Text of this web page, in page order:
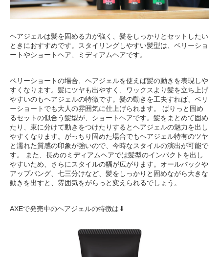
ヘアジェルは髪を固める力が強く、髪をしっかりとセットしたい
ときにおすすめです。スタイリングしやすい髪型は、ベリーショ
ートやショートヘア、ミディアムヘアです。
ベリーショートの場合、ヘアジェルを使えば髪の動きを表現しや
すくなります。髪にツヤも出やすく、ワックスより髪を立ち上げ
やすいのもヘアジェルの特徴です。髪の動きを工夫すれば、ベリ
ーショートでも大人の雰囲気に仕上げられます。 ぱりっと固め
るセットの似合う髪型が、ショートヘアです。髪をまとめて固め
たり、束に分けて動きをつけたりするとヘアジェルの魅力を出し
やすくなります。がっちり固めた場合でもヘアジェル特有のツヤ
と濡れた質感の印象が強いので、今時なスタイルの演出が可能で
す。 また、長めのミディアムヘアでは髪型のインパクトを出し
やすいため、さらにスタイルの幅が広がります。オールバックや
アップバング、七三分けなど、髪をしっかりと固めながら大きな
動きを出すと、雰囲気をがらっと変えられるでしょう。
AXEで発売中のヘアジェルの特徴は⬇︎